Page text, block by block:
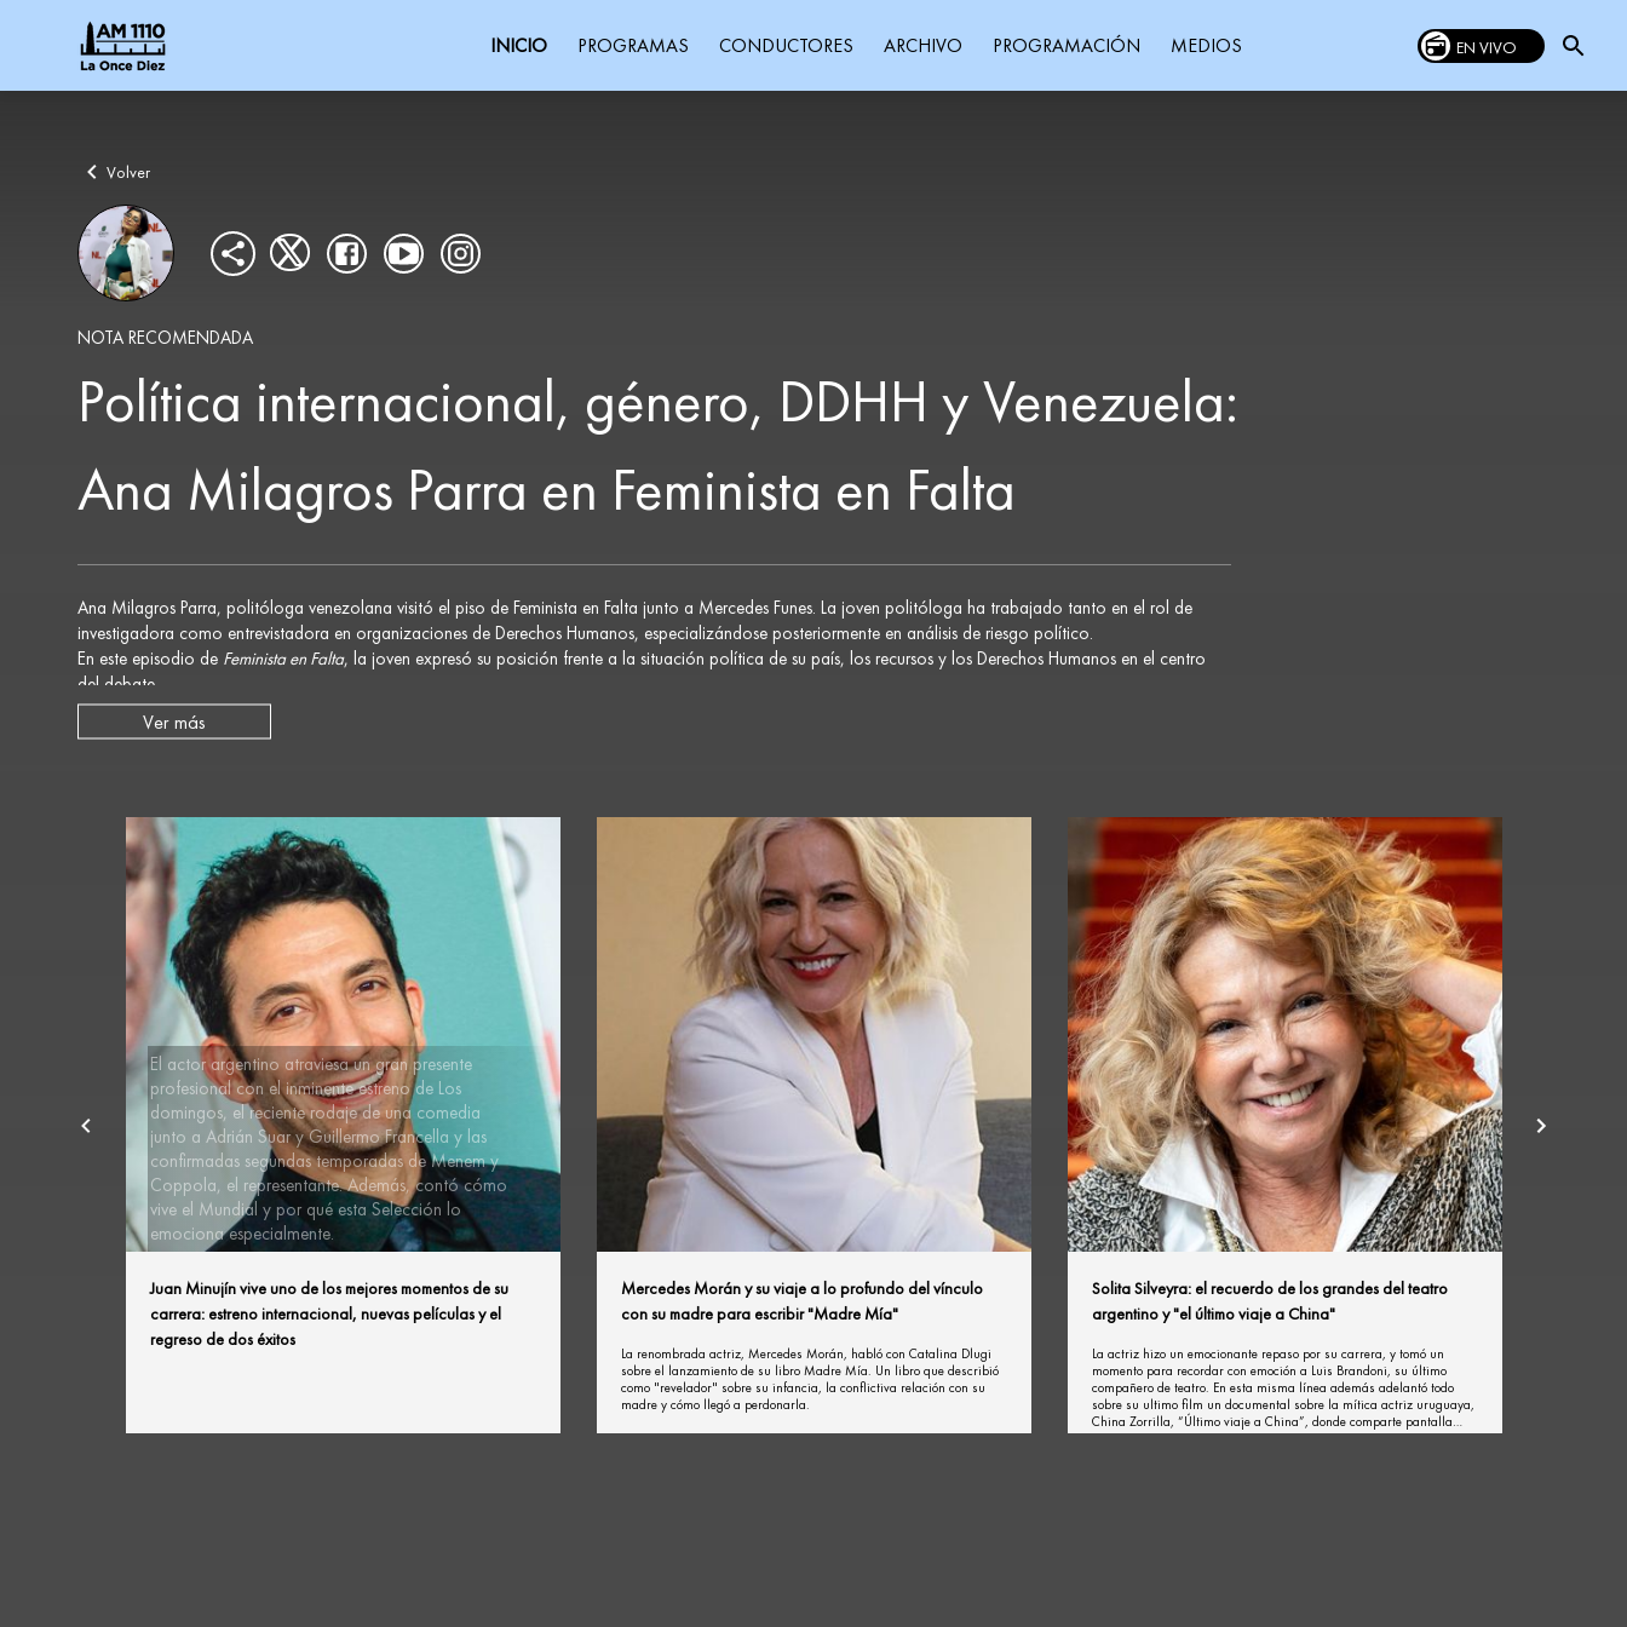
INICIO PROGRAMAS CONDUCTORES ARCHIVO PROGRAMACIÓN MEDIOS EN VIVO
Volver
NOTA RECOMENDADA
Política internacional, género, DDHH y Venezuela:
Ana Milagros Parra en Feminista en Falta
Ana Milagros Parra, politóloga venezolana visitó el piso de Feminista en Falta junto a Mercedes Funes. La joven politóloga ha trabajado tanto en el rol de
investigadora como entrevistadora en organizaciones de Derechos Humanos, especializándose posteriormente en análisis de riesgo político.
En este episodio de Feminista en Falta, la joven expresó su posición frente a la situación política de su país, los recursos y los Derechos Humanos en el centro
del debate.
La joven politóloga habló además de políticas de género, política internacional, y la situación de Venezuela. En la plataforma de
Ciudadpodés revivir este episodio de Feminista en Falta al hacer click acá ->
Ver más
El actor argentino atraviesa un gran presente
profesional con el inminente estreno de Los
domingos, el reciente rodaje de una comedia
junto a Adrián Suar y Guillermo Francella y las
confirmadas segundas temporadas de Menem y
Coppola, el representante. Además, contó cómo
vive el Mundial y por qué esta Selección lo
emociona especialmente.
Juan Minujín vive uno de los mejores momentos de su
carrera: estreno internacional, nuevas películas y el
regreso de dos éxitos
Mercedes Morán y su viaje a lo profundo del vínculo
con su madre para escribir "Madre Mía"
La renombrada actriz, Mercedes Morán, habló con Catalina Dlugi
sobre el lanzamiento de su libro Madre Mía. Un libro que describió
como "revelador" sobre su infancia, la conflictiva relación con su
madre y cómo llegó a perdonarla.
Solita Silveyra: el recuerdo de los grandes del teatro
argentino y "el último viaje a China"
La actriz hizo un emocionante repaso por su carrera, y tomó un
momento para recordar con emoción a Luis Brandoni, su último
compañero de teatro. En esta misma línea además adelantó todo
sobre su ultimo film un documental sobre la mítica actriz uruguaya,
China Zorrilla, “Último viaje a China”, donde comparte pantalla
grande con Carlos Perciavalle.